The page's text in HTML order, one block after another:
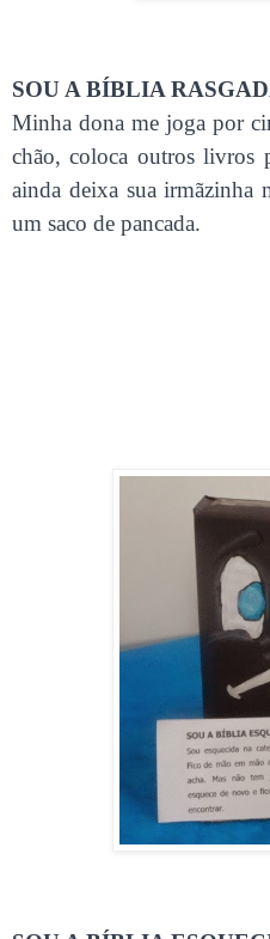
SOU A BÍBLIA
Minha dona me joga por
chão, coloca outros livros
ainda deixa sua irmãzinha
um saco de pancada.